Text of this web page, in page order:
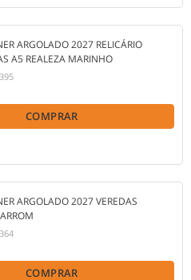
ARGOLADO 2027 RELICÁRIO
A5 REALEZA MARINHO
COMPRAR
ARGOLADO 2027 VEREDAS
COMPRAR